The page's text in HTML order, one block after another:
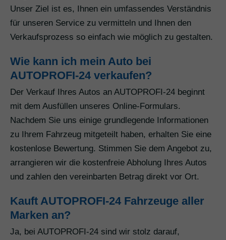
Unser Ziel ist es, Ihnen ein umfassendes Verständnis
für unseren Service zu vermitteln und Ihnen den
Verkaufsprozess so einfach wie möglich zu gestalten.
Wie kann ich mein Auto bei
AUTOPROFI-24 verkaufen?
Der Verkauf Ihres Autos an AUTOPROFI-24 beginnt
mit dem Ausfüllen unseres Online-Formulars.
Nachdem Sie uns einige grundlegende Informationen
zu Ihrem Fahrzeug mitgeteilt haben, erhalten Sie eine
kostenlose Bewertung. Stimmen Sie dem Angebot zu,
arrangieren wir die kostenfreie Abholung Ihres Autos
und zahlen den vereinbarten Betrag direkt vor Ort.
Kauft AUTOPROFI-24 Fahrzeuge aller
Marken an?
Ja, bei AUTOPROFI-24 sind wir stolz darauf,